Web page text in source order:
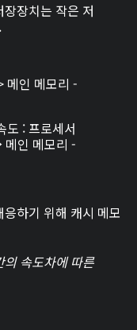
장치는 작은 저
메인 메모리 -
도 : 프로세서
인 메모리 -
하기 위해 캐시 메모
의 속도차에 따른